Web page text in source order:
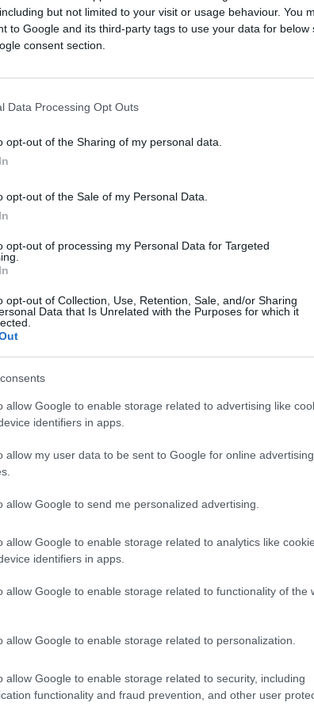
but not limited to your visit or usage behaviour. You
to Google and its third-party tags to use your data for below
consent section.
Data Processing Opt Outs
opt-out of the Sharing of my personal data.
opt-out of the Sale of my Personal Data.
opt-out of processing my Personal Data for Targeted
opt-out of Collection, Use, Retention, Sale, and/or Sharing
Data that Is Unrelated with the Purposes for which it
allow Google to enable storage related to advertising like
identifiers in apps.
allow my user data to be sent to Google for online advertising
allow Google to send me personalized advertising.
allow Google to enable storage related to analytics like
identifiers in apps.
allow Google to enable storage related to functionality of the
allow Google to enable storage related to personalization.
allow Google to enable storage related to security, including
functionality and fraud prevention, and other user
gotovo ključanja u svom najtoplijem
udaljenosti od nekoliko kilometara od
vruć da bude smrtonosan za
više od decenije proučavajući rijeku,
preminu.
iz hladnijih nizvodnih dijelova, za
usmena istorija ovog područja bilježi.
nakon što se ohladi.